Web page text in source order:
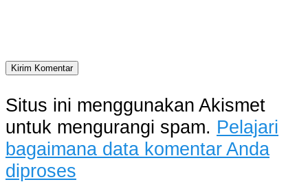
Situs ini menggunakan Akismet
untuk mengurangi spam. Pelajari
bagaimana data komentar Anda
diproses